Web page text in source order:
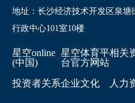
地址：长沙经济技术开发区泉塘
行政中心101室10楼
星空online
(中国)
星空体育平
台官方网站
相关
投资者关系企业文化 人力